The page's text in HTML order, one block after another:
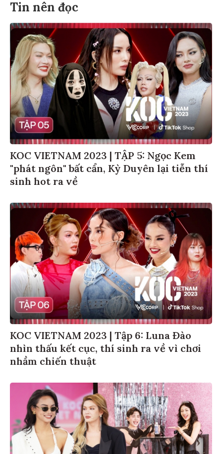
Tin nên đọc
KOC VIETNAM 2023 | TẬP 5: Ngọc Kem
"phát ngôn" bất cẩn, Kỳ Duyên lại tiễn thí
sinh hot ra về
KOC VIETNAM 2023 | Tập 6: Luna Đào
nhìn thấu kết cục, thí sinh ra về vì chơi
nhầm chiến thuật